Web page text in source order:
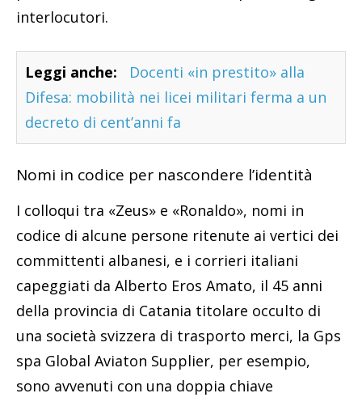
interlocutori.
Leggi anche:
Docenti «in prestito» alla
Difesa: mobilità nei licei militari ferma a un
decreto di cent’anni fa
Nomi in codice per nascondere l’identità
I colloqui tra «Zeus» e «Ronaldo», nomi in
codice di alcune persone ritenute ai vertici dei
committenti albanesi, e i corrieri italiani
capeggiati da Alberto Eros Amato, il 45 anni
della provincia di Catania titolare occulto di
una società svizzera di trasporto merci, la Gps
spa Global Aviaton Supplier, per esempio,
sono avvenuti con una doppia chiave